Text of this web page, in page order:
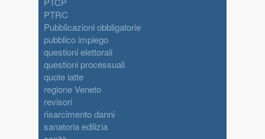
PTRC
Pubblicazioni obbligatorie
pubblico impiego
questioni elettorali
questioni processuali
quote latte
regione Veneto
revisori
risarcimento danni
sanatoria edilizia